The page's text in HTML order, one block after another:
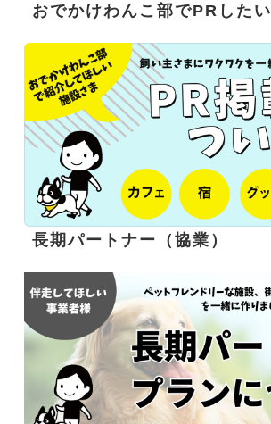
おでかけわんこ部でPRしたい
長期パートナー（協業）